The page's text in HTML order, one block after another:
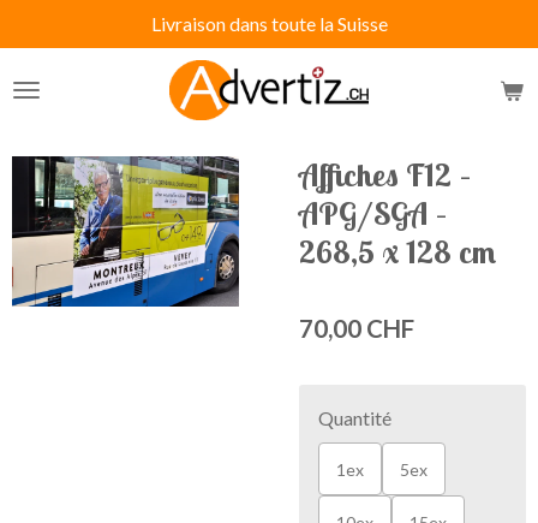
au
contenu
Livraison dans toute la Suisse
Affiches F12 –
APG/SGA –
268,5 x 128 cm
70,00 CHF
Quantité
1ex 5ex